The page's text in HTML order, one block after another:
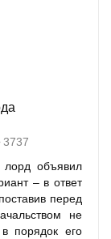
3737
объявил
– в ответ
перед
не
порядок его